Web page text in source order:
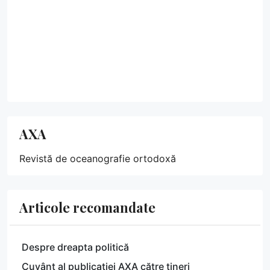
AXA
Revistă de oceanografie ortodoxă
Articole recomandate
Despre dreapta politică
Cuvânt al publicației AXA către tineri